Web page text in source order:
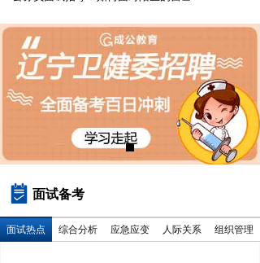
面试热点 综合分析 应急应变 人际关系 组织管理
面试备考